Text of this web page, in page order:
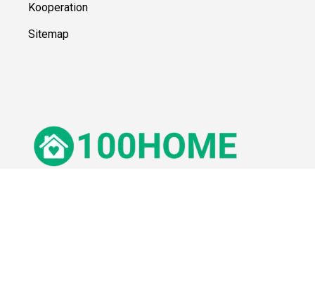
Kooperation
Sitemap